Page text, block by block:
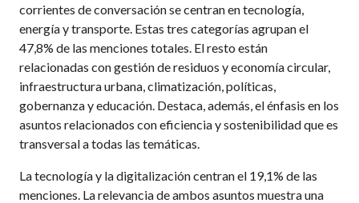
corrientes de conversación se centran en tecnología,
energía y transporte. Estas tres categorías agrupan el
47,8% de las menciones totales. El resto están
relacionadas con gestión de residuos y economía circular,
infraestructura urbana, climatización, políticas,
gobernanza y educación. Destaca, además, el énfasis en los
asuntos relacionados con eficiencia y sostenibilidad que es
transversal a todas las temáticas.
La tecnología y la digitalización centran el 19,1% de las
menciones. La relevancia de ambos asuntos muestra una